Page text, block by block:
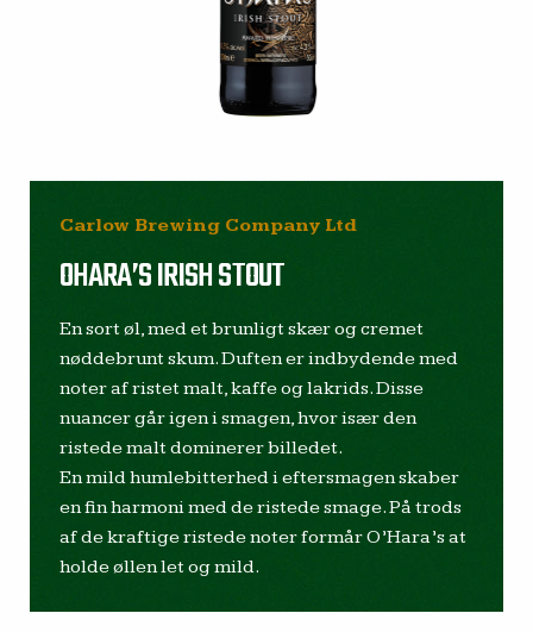
Carlow Brewing Company Ltd
OHARA’S IRISH STOUT
En sort øl, med et brunligt skær og cremet
nøddebrunt skum. Duften er indbydende med
noter af ristet malt, kaffe og lakrids. Disse
nuancer går igen i smagen, hvor især den
ristede malt dominerer billedet.
En mild humlebitterhed i eftersmagen skaber
en fin harmoni med de ristede smage. På trods
af de kraftige ristede noter formår O’Hara’s at
holde øllen let og mild.